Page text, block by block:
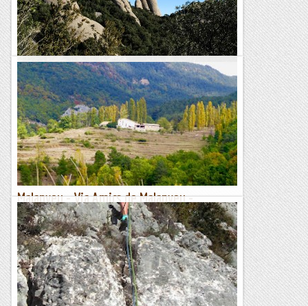
Romàntic Guerrer
Montserrat: matinal a Sant Jeroni
En aquesta ocasió recomano una excursió matinal a Sant
Jeroni (1.236 m), el cim de Montserrat. Es tracta d'un itinerari
fàcil que iniciem a l'estació superior del funicular...
Bloc de Jordi Gironès
Malanyeu - Via Amics de Malanyeu -
09/10/2019
Avui teníem intenció d'anar a Montserrat, però hem vist que
estava molt tapat així que hem posat direcció a Malanyeu, i
certament ho hem encertat, doncs hem tingut un matí...
Manel&Ita